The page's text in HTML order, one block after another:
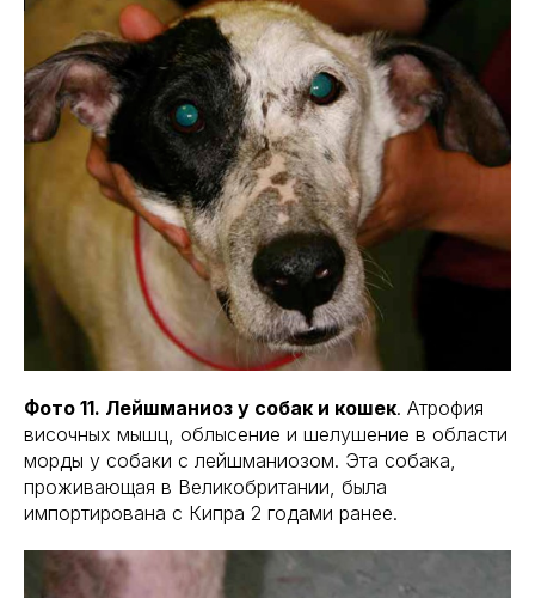
Фото 11. Лейшманиоз у собак и кошек. Атрофия
височных мышц, облысение и шелушение в области
морды у собаки с лейшманиозом. Эта собака,
проживающая в Великобритании, была
импортирована с Кипра 2 годами ранее.